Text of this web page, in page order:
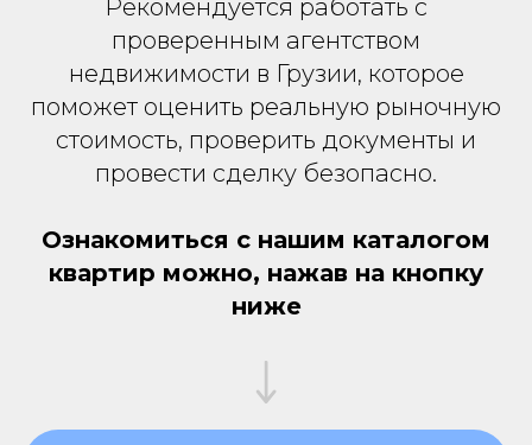
Рекомендуется работать с
проверенным агентством
недвижимости в Грузии, которое
поможет оценить реальную рыночную
стоимость, проверить документы и
провести сделку безопасно.
Ознакомиться с нашим каталогом
квартир можно, нажав на кнопку
ниже